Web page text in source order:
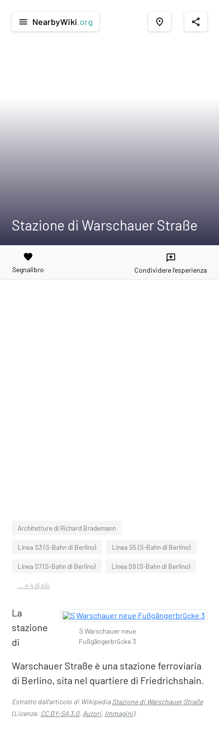
menu NearbyWiki .org place share
Stazione di Warschauer Straße
favorite
Segnalibro
reviews
Condividere l'esperienza
Architetture di Richard Brademann
Linea S3 (S-Bahn di Berlino) Linea S5 (S-Bahn di Berlino)
Linea S7 (S-Bahn di Berlino) Linea S9 (S-Bahn di Berlino)
... e 4 di più
S Warschauer neue
Fußgängerbrücke 3
La
stazione
di
Warschauer Straße è una stazione ferroviaria
di Berlino, sita nel quartiere di Friedrichshain.
Estratto dall'articolo di WikipediaStazione di Warschauer Straße
(Licenza: CC BY-SA 3.0, Autori, Immagini).